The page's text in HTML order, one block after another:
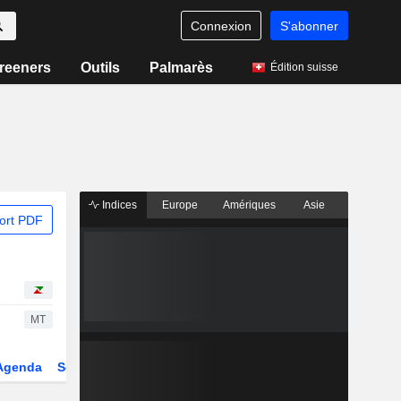
Connexion S'abonner
Outils Palmarès Édition suisse
PDF
MT
Secteur
Indices Europe Amériques Asie